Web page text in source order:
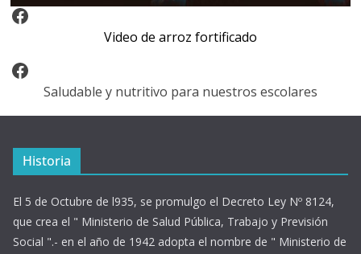
Video Arroz Fortificado
Video de arroz fortificado
Facebook
Saludable y nutritivo para nuestros escolares
Historia
El 5 de Octubre de l935, se promulgo el Decreto Ley Nº 8124,
que crea el " Ministerio de Salud Pública, Trabajo y Previsión
Social ".- en el año de 1942 adopta el nombre de " Ministerio de